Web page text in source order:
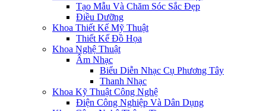
Tạo Mẫu Và Chăm Sóc Sắc Đẹp
Điều Dưỡng
Khoa Thiết Kế Mỹ Thuật
Thiết Kế Đồ Họa
Khoa Nghệ Thuật
Âm Nhạc
Biểu Diễn Nhạc Cụ Phương Tây
Thanh Nhạc
Khoa Kỹ Thuật Công Nghệ
Điện Công Nghiệp Và Dân Dụng